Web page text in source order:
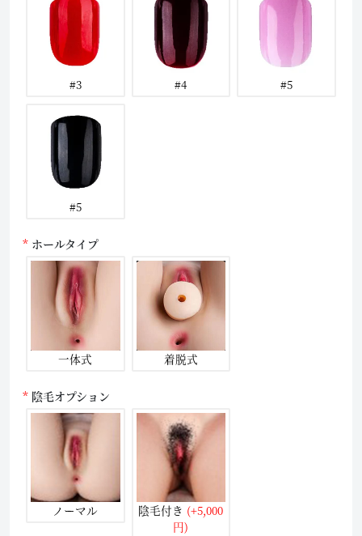
#3 #4 #5
#5
ホールタイプ
一体式 着脱式
陰毛オプション
ノーマル 陰毛付き (+5,000
円)